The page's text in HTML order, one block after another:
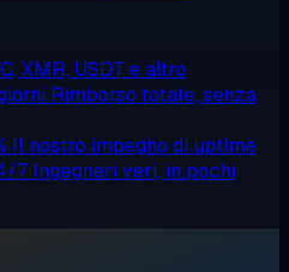
XMR, USDT e altro
Rimborso totale, senza
Il nostro impegno di uptime
7 Ingegneri veri, in pochi